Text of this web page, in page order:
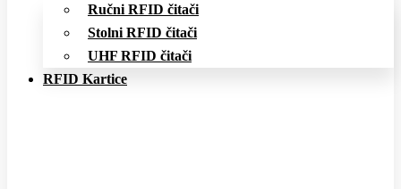
Ručni RFID čitači
Stolni RFID čitači
UHF RFID čitači
RFID Kartice